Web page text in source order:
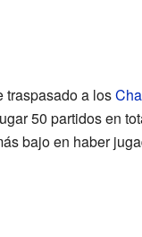
traspasado a los
50 partidos en
bajo en haber